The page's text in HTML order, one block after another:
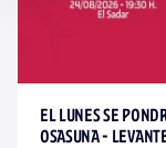
EL LUNES SE
OSASUNA -